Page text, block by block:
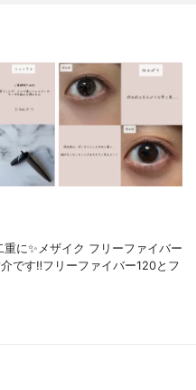
に✨⁡⁡メザイク フリーファイバー
です‼️⁡⁡⁡⁡フリーファイバー120とフ